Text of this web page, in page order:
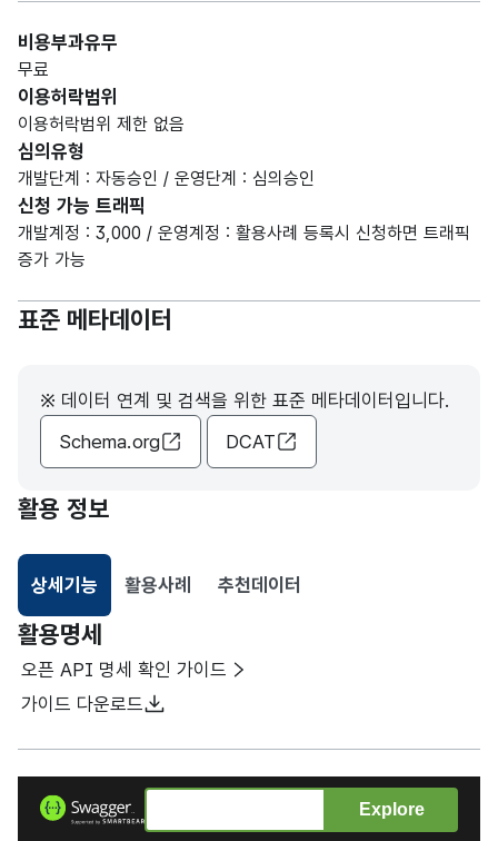
비용부과유무
무료
이용허락범위
이용허락범위 제한 없음
심의유형
개발단계 : 자동승인 / 운영단계 : 심의승인
신청 가능 트래픽
개발계정 : 3,000 / 운영계정 : 활용사례 등록시 신청하면 트래픽
증가 가능
표준 메타데이터
※ 데이터 연계 및 검색을 위한 표준 메타데이터입니다.
Schema.org
DCAT
활용 정보
상세기능
선택됨
활용사례 추천데이터
활용명세
오픈 API 명세 확인 가이드
가이드 다운로드
Explore